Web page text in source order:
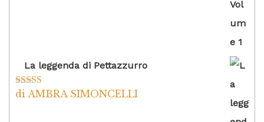
La leggenda di Pettazzurro
Valutato5su
di AMBRA SIMONCELLI